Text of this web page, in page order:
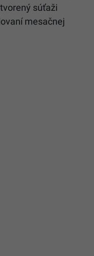
súťaži
mesačnej